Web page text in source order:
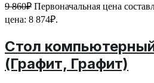
9 860₽ Первоначальная цена
цена: 8 874₽.
Стол
(Графит, Графит)